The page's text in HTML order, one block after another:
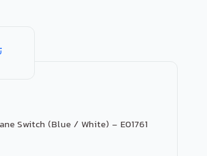
Switch (Blue / White) - E01761